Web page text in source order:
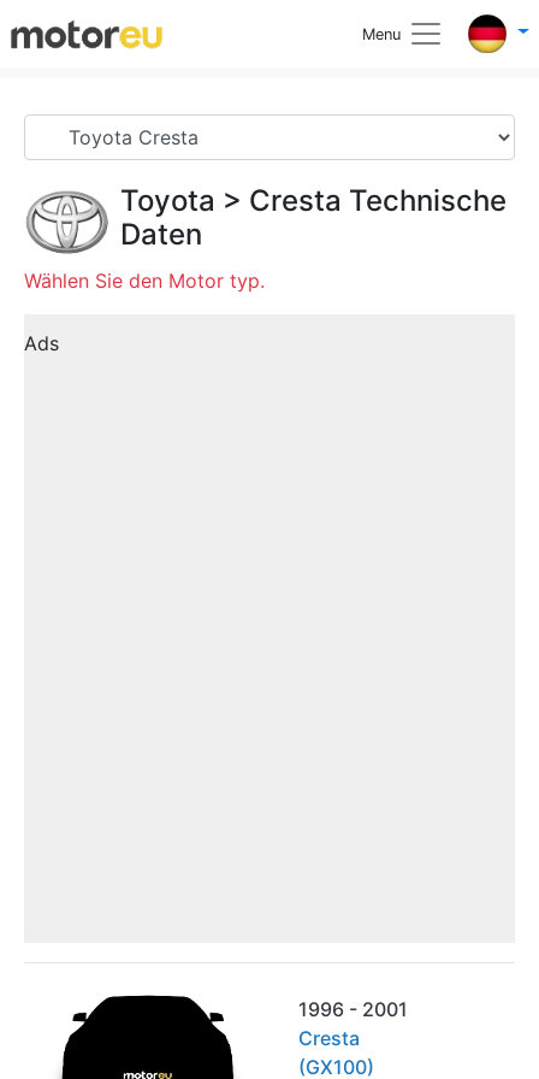
Menu
Toyota > Cresta Technische
Daten
Wählen Sie den Motor typ.
Ads
1996 - 2001
Cresta
(GX100)